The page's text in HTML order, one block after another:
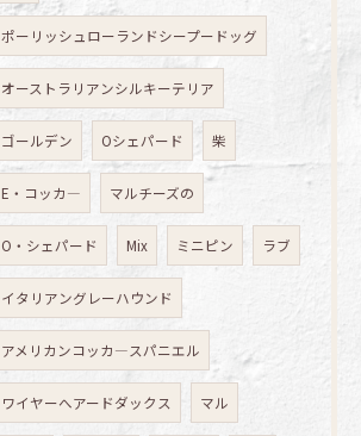
ポーリッシュローランドシープードッグ
オーストラリアンシルキーテリア
ゴールデン Oシェパード 柴
E・コッカ― マルチーズの
O・シェパード Mix ミニピン ラブ
イタリアングレーハウンド
アメリカンコッカ―スパニエル
ワイヤーへアードダックス マル